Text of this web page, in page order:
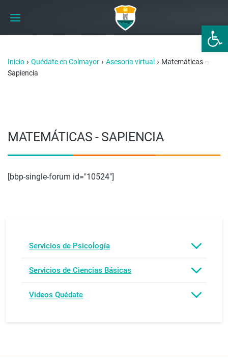
Abrir
Inicio › Quédate en Colmayor › Asesoría virtual › Matemáticas –
Sapiencia
MATEMÁTICAS - SAPIENCIA
[bbp-single-forum id="10524"]
Servicios de Psicología
Servicios de Ciencias Básicas
Videos Quédate